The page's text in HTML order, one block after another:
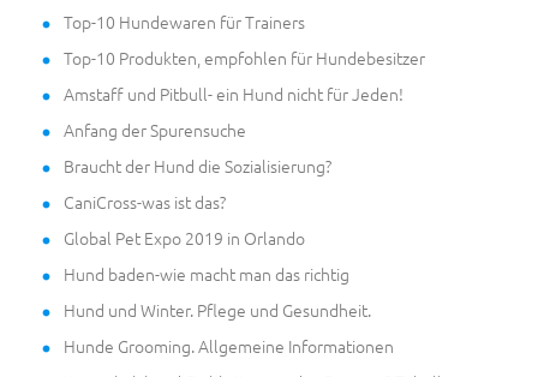
Top-10 Hundewaren für Trainers
Top-10 Produkten, empfohlen für Hundebesitzer
Amstaff und Pitbull- ein Hund nicht für Jeden!
Anfang der Spurensuche
Braucht der Hund die Sozialisierung?
CaniCross-was ist das?
Global Pet Expo 2019 in Orlando
Hund baden-wie macht man das richtig
Hund und Winter. Pflege und Gesundheit.
Hunde Grooming. Allgemeine Informationen